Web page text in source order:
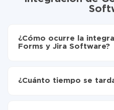
¿Cómo ocurre la
Forms y Jira Software?
Elija qué datos transferir
¿Cuánto tiempo se